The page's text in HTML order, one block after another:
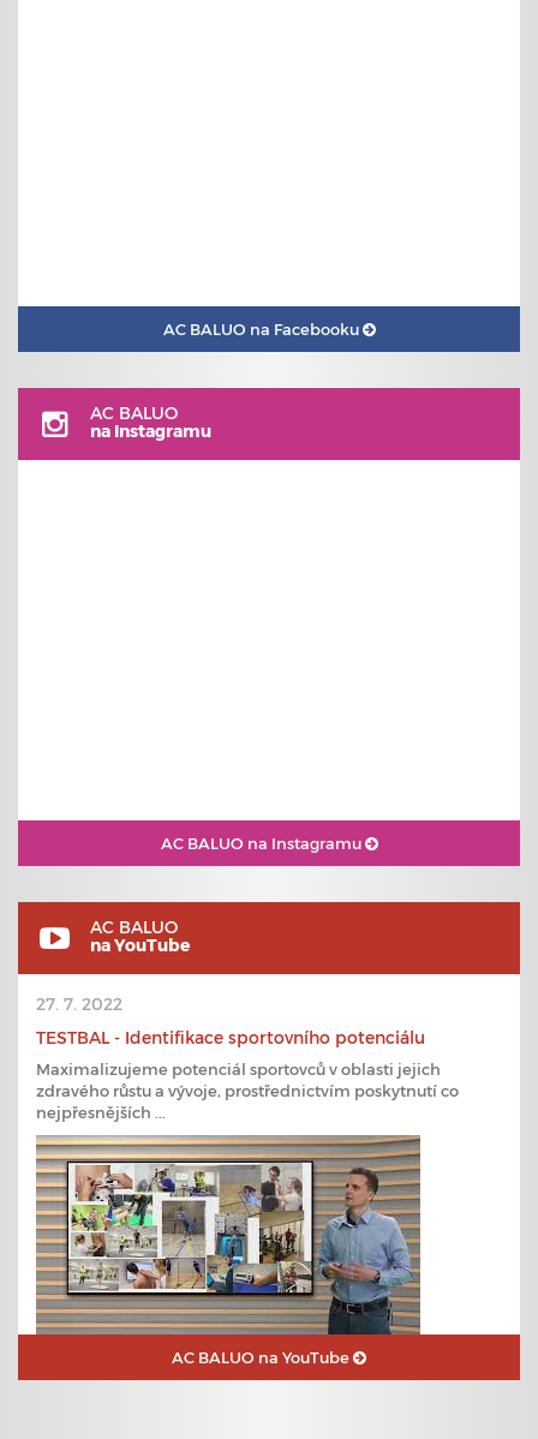
AC BALUO na Facebooku
AC BALUO
na Instagramu
AC BALUO na Instagramu
AC BALUO
na YouTube
27. 7. 2022
TESTBAL - Identifikace sportovního potenciálu
Maximalizujeme potenciál sportovců v oblasti jejich
zdravého růstu a vývoje, prostřednictvím poskytnutí co
nejpřesnějších ...
AC BALUO na YouTube